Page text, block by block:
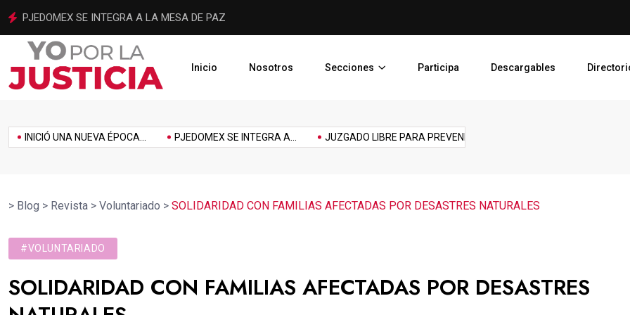
JUZGADO LIBRE PARA PREVENIR, ATENDER Y SANCIONAR LA VIOLENCIA DE PLAN DE DESARROLLO,
Inicio Nosotros Secciones Participa Descargables
También Es... JUSTICIA CERCANA INICIÓ UNA NUEVA ÉPOCA... PJEDOMEX SE INTEGRA A...
Homenaje Inclusión Innovación Link Music Politics
Reforma
laboral
Reto sports Tech
> Blog > Revista > Voluntariado > SOLIDARIDAD CON FAMILIAS AFECTADAS POR DESASTRES NATURALES
#VOLUNTARIADO
SOLIDARIDAD CON FAMILIAS AFECTADAS POR DESASTRES